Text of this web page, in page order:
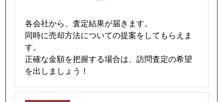
各会社から、査定結果が届きます。
同時に売却方法についての提案をしてもらえま
す。
正確な金額を把握する場合は、訪問査定の希望
を出しましょう！